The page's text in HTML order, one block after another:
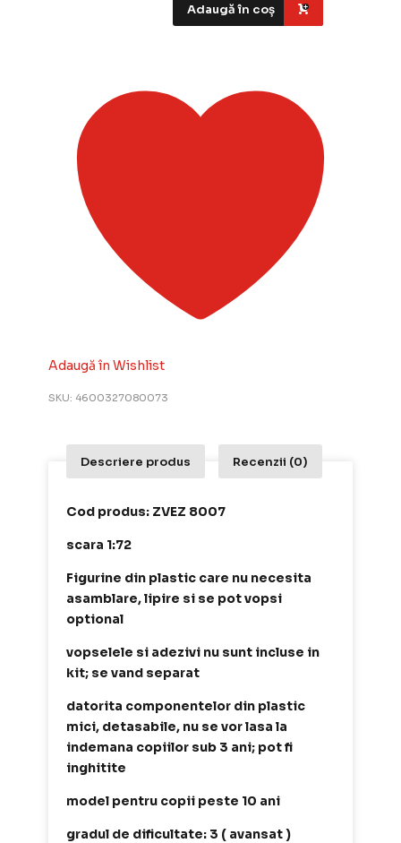
Adaugă în coș
Adaugă în Wishlist
SKU: 4600327080073
Descriere produs Recenzii (0)
Cod produs: ZVEZ 8007
scara 1:72
Figurine din plastic care nu necesita
asamblare, lipire si se pot vopsi
optional
vopselele si adezivi nu sunt incluse in
kit; se vand separat
datorita componentelor din plastic
mici, detasabile, nu se vor lasa la
indemana copiilor sub 3 ani; pot fi
inghitite
model pentru copii peste 10 ani
gradul de dificultate: 3 ( avansat )